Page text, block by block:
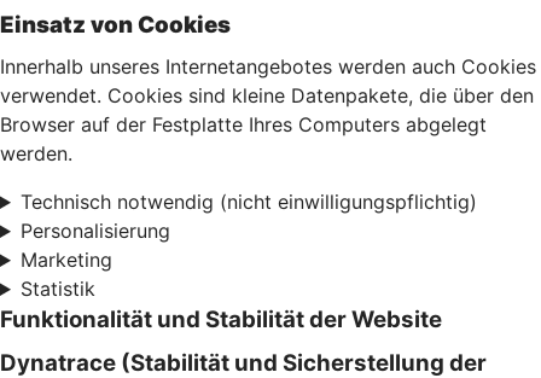
Einsatz von Cookies
Innerhalb unseres Internetangebotes werden auch Cookies
verwendet. Cookies sind kleine Datenpakete, die über den
Browser auf der Festplatte Ihres Computers abgelegt
werden.
Technisch notwendig (nicht einwilligungspflichtig)
Personalisierung
Marketing
Statistik
Funktionalität und Stabilität der Website
Dynatrace (Stabilität und Sicherstellung der